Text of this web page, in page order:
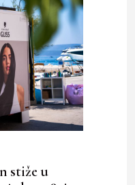
stiže u